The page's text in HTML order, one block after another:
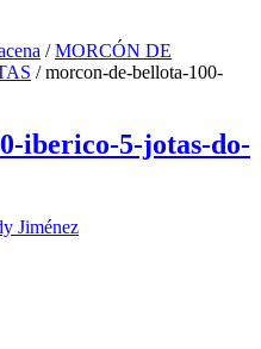
/ MORCÓN DE
/ morcon-de-bellota-100-
iberico-5-jotas-do-
Jiménez